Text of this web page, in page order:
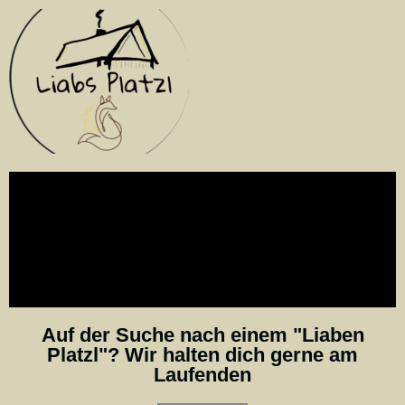
Auf der Suche nach einem "Liaben
Platzl"? Wir halten dich gerne am
Laufenden